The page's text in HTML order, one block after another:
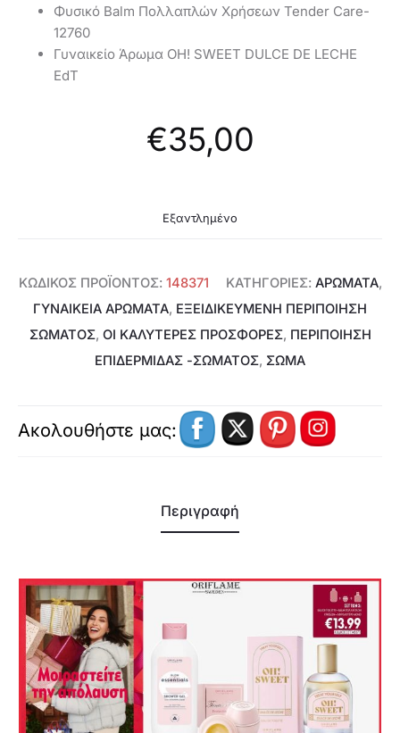
Φυσικό Balm Πολλαπλών Χρήσεων Tender Care-
12760
Γυναικείο Άρωμα OH! SWEET DULCE DE LECHE
EdT
€35,00
Εξαντλημένο
ΚΩΔΙΚΌΣ ΠΡΟΪΌΝΤΟΣ: 148371 ΚΑΤΗΓΟΡΊΕΣ: ΑΡΩΜΑΤΑ,
ΓΥΝΑΙΚΕΊΑ ΑΡΏΜΑΤΑ, ΕΞΕΙΔΙΚΕΥΜΈΝΗ ΠΕΡΙΠΟΊΗΣΗ
ΣΏΜΑΤΟΣ, ΟΙ ΚΑΛΥΤΕΡΕΣ ΠΡΟΣΦΟΡΕΣ, ΠΕΡΙΠΟΊΗΣΗ
ΕΠΙΔΕΡΜΊΔΑΣ -ΣΏΜΑΤΟΣ, ΣΩΜΑ
Ακολουθήστε μας:
Περιγραφή